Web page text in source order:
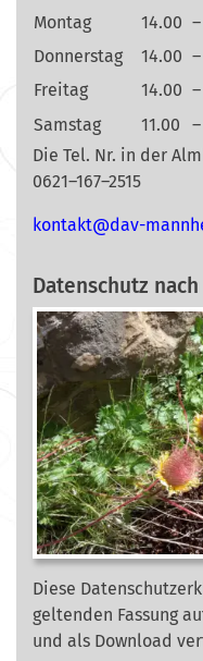
Montag 14.00
Donnerstag
14.00
Freitag
14.00
Samstag
11.00
Die Tel. Nr. in der
0621–167–2515
m-vad
@tkat
nok
Datenschutz nach
Diese
geltenden Fassung
und als Download